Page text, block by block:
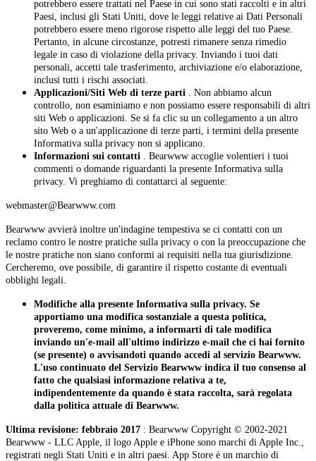
potrebbero essere trattati nel Paese in cui sono stati raccolti e in altri
Paesi, inclusi gli Stati Uniti, dove le leggi relative ai Dati Personali
potrebbero essere meno rigorose rispetto alle leggi del tuo Paese.
Pertanto, in alcune circostanze, potresti rimanere senza rimedio
legale in caso di violazione della privacy. Inviando i tuoi dati
personali, accetti tale trasferimento, archiviazione e/o elaborazione,
inclusi tutti i rischi associati.
Applicazioni/Siti Web di terze parti . Non abbiamo alcun
controllo, non esaminiamo e non possiamo essere responsabili di altri
siti Web o applicazioni. Se si fa clic su un collegamento a un altro
sito Web o a un'applicazione di terze parti, i termini della presente
Informativa sulla privacy non si applicano.
Informazioni sui contatti . Bearwww accoglie volentieri i tuoi
commenti o domande riguardanti la presente Informativa sulla
privacy. Vi preghiamo di contattarci al seguente:
webmaster@Bearwww.com
Bearwww avvierà inoltre un'indagine tempestiva se ci contatti con un
reclamo contro le nostre pratiche sulla privacy o con la preoccupazione che
le nostre pratiche non siano conformi ai requisiti nella tua giurisdizione.
Cercheremo, ove possibile, di garantire il rispetto costante di eventuali
obblighi legali.
Modifiche alla presente Informativa sulla privacy. Se
apportiamo una modifica sostanziale a questa politica,
proveremo, come minimo, a informarti di tale modifica
inviando un'e-mail all'ultimo indirizzo e-mail che ci hai fornito
(se presente) o avvisandoti quando accedi al servizio Bearwww.
L'uso continuato del Servizio Bearwww indica il tuo consenso al
fatto che qualsiasi informazione relativa a te,
indipendentemente da quando è stata raccolta, sarà regolata
dalla politica attuale di Bearwww.
Ultima revisione: febbraio 2017 : Bearwww Copyright © 2002-2021
Bearwww - LLC Apple, il logo Apple e iPhone sono marchi di Apple Inc.,
registrati negli Stati Uniti e in altri paesi. App Store è un marchio di